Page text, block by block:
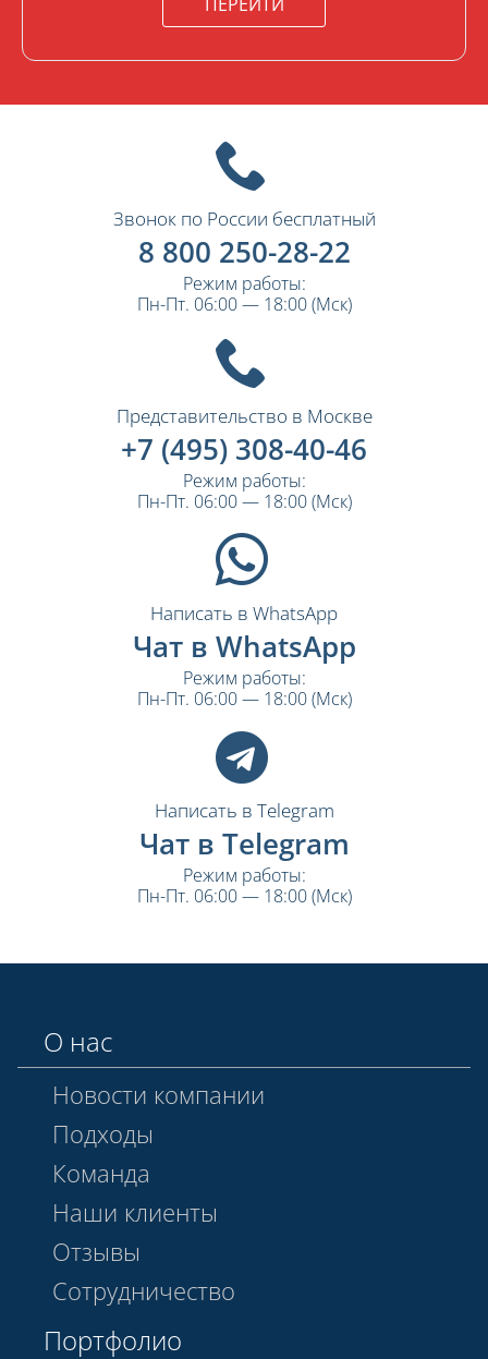
ПЕРЕЙТИ
Звонок по России бесплатный
8 800 250-28-22
Режим работы:
Пн-Пт. 06:00 — 18:00 (Мск)
Представительство в Москве
+7 (495) 308-40-46
Режим работы:
Пн-Пт. 06:00 — 18:00 (Мск)
Написать в WhatsApp
Чат в WhatsApp
Режим работы:
Пн-Пт. 06:00 — 18:00 (Мск)
Написать в Telegram
Чат в Telegram
Режим работы:
Пн-Пт. 06:00 — 18:00 (Мск)
О нас
Новости компании
Подходы
Команда
Наши клиенты
Отзывы
Сотрудничество
Портфолио